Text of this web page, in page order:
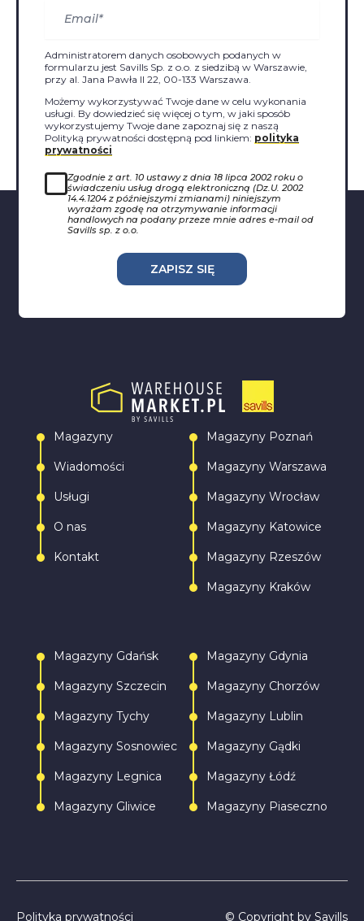
Administratorem danych osobowych podanych w
formularzu jest Savills Sp. z o.o. z siedzibą w Warszawie,
przy al. Jana Pawła II 22, 00-133 Warszawa.
Możemy wykorzystywać Twoje dane w celu wykonania
usługi. By dowiedzieć się więcej o tym, w jaki sposób
wykorzystujemy Twoje dane zapoznaj się z naszą
Polityką prywatności dostępną pod linkiem: polityka
prywatności
Zgodnie z art. 10 ustawy z dnia 18 lipca 2002 roku o
świadczeniu usług drogą elektroniczną (Dz.U. 2002
14.4.1204 z późniejszymi zmianami) niniejszym
wyrażam zgodę na otrzymywanie informacji
handlowych na podany przeze mnie adres e-mail od
Savills sp. z o.o.
ZAPISZ SIĘ
Magazyny
Wiadomości
Usługi
O nas
Kontakt
Magazyny Poznań
Magazyny Warszawa
Magazyny Wrocław
Magazyny Katowice
Magazyny Rzeszów
Magazyny Kraków
Magazyny Gdańsk
Magazyny Szczecin
Magazyny Tychy
Magazyny Sosnowiec
Magazyny Legnica
Magazyny Gliwice
Magazyny Gdynia
Magazyny Chorzów
Magazyny Lublin
Magazyny Gądki
Magazyny Łódź
Magazyny Piaseczno
Polityka prywatności © Copyright by Savills